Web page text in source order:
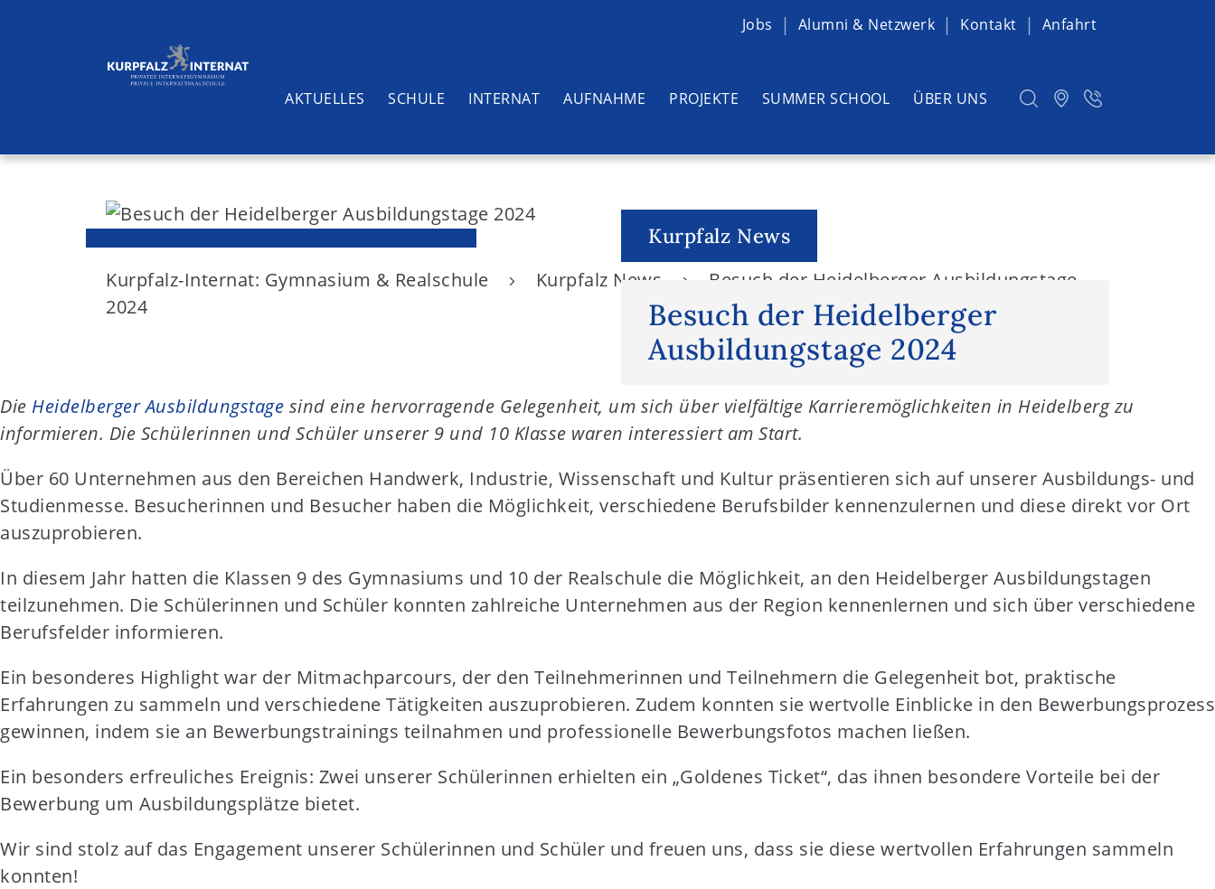
S
t
e
n
t
Jobs Alumni & Netzwerk Kontakt Anfahrt
AKTUELLES SCHULE INTERNAT AUFNAHME PROJEKTE SUMMER SCHOOL ÜBER UNS
Suchen Kurpfalz News
Besuch der Heidelberger
Ausbildungstage 2024
Kurpfalz-Internat: Gymnasium & Realschule Kurpfalz News
Besuch der Heidelberger Ausbildungstage
2024
Die Heidelberger Ausbildungstage sind eine hervorragende Gelegenheit, um sich über vielfältige Karrieremöglichkeiten in Heidelberg zu
informieren. Die Schülerinnen und Schüler unserer 9 und 10 Klasse waren interessiert am Start.
Über 60 Unternehmen aus den Bereichen Handwerk, Industrie, Wissenschaft und Kultur präsentieren sich auf unserer Ausbildungs- und
Studienmesse. Besucherinnen und Besucher haben die Möglichkeit, verschiedene Berufsbilder kennenzulernen und diese direkt vor Ort
auszuprobieren.
In diesem Jahr hatten die Klassen 9 des Gymnasiums und 10 der Realschule die Möglichkeit, an den Heidelberger Ausbildungstagen
teilzunehmen. Die Schülerinnen und Schüler konnten zahlreiche Unternehmen aus der Region kennenlernen und sich über verschiedene
Berufsfelder informieren.
Ein besonderes Highlight war der Mitmachparcours, der den Teilnehmerinnen und Teilnehmern die Gelegenheit bot, praktische
Erfahrungen zu sammeln und verschiedene Tätigkeiten auszuprobieren. Zudem konnten sie wertvolle Einblicke in den Bewerbungsprozess
gewinnen, indem sie an Bewerbungstrainings teilnahmen und professionelle Bewerbungsfotos machen ließen.
Ein besonders erfreuliches Ereignis: Zwei unserer Schülerinnen erhielten ein „Goldenes Ticket“, das ihnen besondere Vorteile bei der
Bewerbung um Ausbildungsplätze bietet.
Wir sind stolz auf das Engagement unserer Schülerinnen und Schüler und freuen uns, dass sie diese wertvollen Erfahrungen sammeln
konnten!